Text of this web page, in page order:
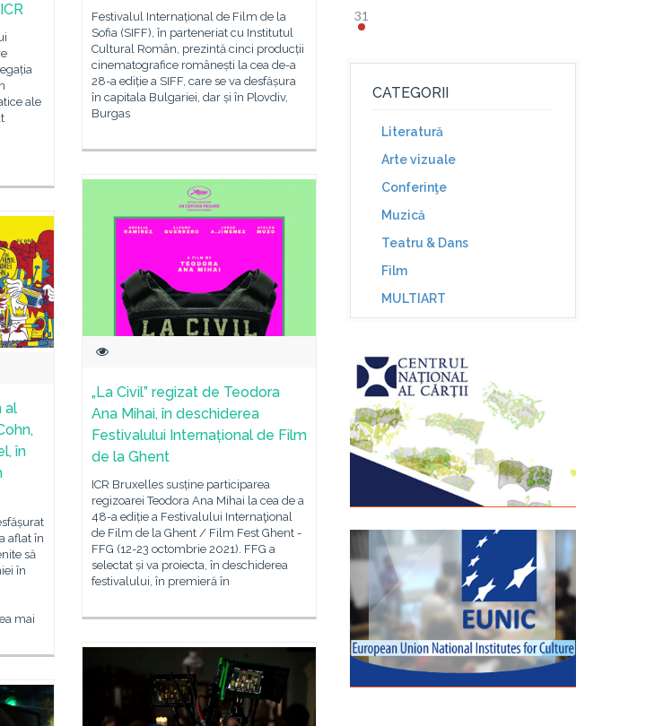
ale
Festivalul Internațional de Film de la
Sofia (SIFF), în parteneriat cu Institutul
Cultural Român, prezintă cinci producții
cinematografice românești la cea de-a
28-a ediție a SIFF, care se va desfășura
în capitala Bulgariei, dar și în Plovdiv,
Burgas
„La Civil” regizat de Teodora
Ana Mihai, în deschiderea
Festivalului Internațional de Film
de la Ghent
ICR Bruxelles susține participarea
regizoarei Teodora Ana Mihai la cea de a
48-a ediție a Festivalului Internaţional
de Film de la Ghent / Film Fest Ghent -
FFG (12-23 octombrie 2021). FFG a
selectat și va proiecta, în deschiderea
festivalului, în premieră în
al
în
aflat în
să
în
mai
31
CATEGORII
Literatură
Arte vizuale
Conferinţe
Muzică
Teatru & Dans
Film
MULTIART